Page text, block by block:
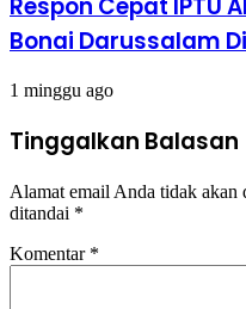
Bonai Darussalam
1 minggu ago
Tinggalkan Balasan
Alamat email Anda tidak akan
ditandai *
Komentar *